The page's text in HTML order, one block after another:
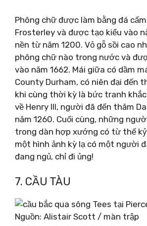
Phông chữ được làm bằng đá
Frosterley và được tạo kiểu vào
nền từ năm 1200. Vỏ gỗ sồi cao
phông chữ nào trong nước và
vào năm 1662. Mái giữa có dầm
County Durham, có niên đại đến
khi cùng thời kỳ là bức tranh
về Henry III, người đã đến thăm
năm 1260. Cuối cùng, những
trong dàn hợp xướng có từ thế
một hình ảnh kỳ lạ có một người
đang ngủ, chỉ đi ủng!
7. CẦU TÀU
Nguồn: Alistair Scott / màn trập